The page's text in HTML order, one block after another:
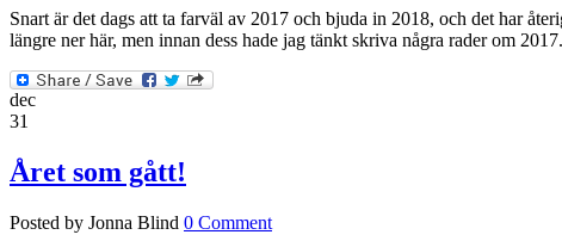
Snart är det dags att ta farväl av 2017 och bjuda in 2018, och det har
längre ner här, men innan dess hade jag tänkt skriva några rader om
dec
31
Året som gått!
Posted by Jonna Blind 0 Comment